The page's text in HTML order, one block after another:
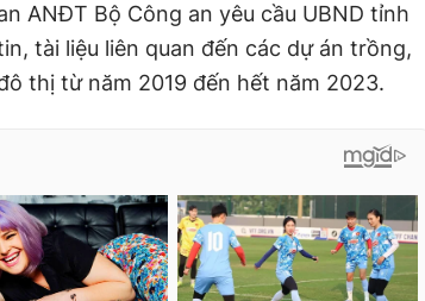
ANĐT Bộ Công an yêu cầu UBND tỉnh
tài liệu liên quan đến các dự án trồng,
thị từ năm 2019 đến hết năm 2023.